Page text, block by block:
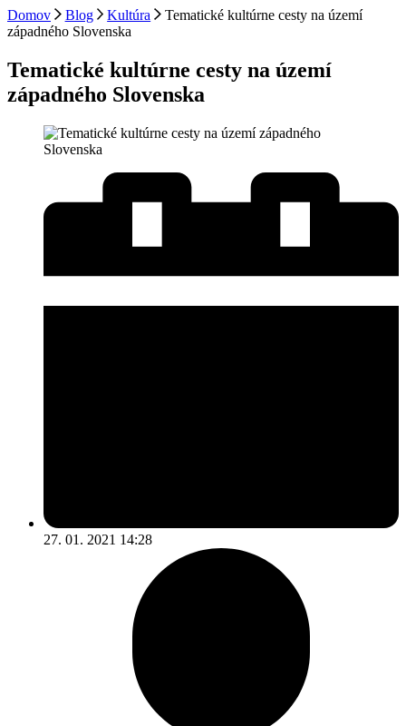
Domov Blog Kultúra
Tematické kultúrne cesty na území
západného Slovenska
Tematické kultúrne cesty na území
západného Slovenska
27. 01. 2021 14:28